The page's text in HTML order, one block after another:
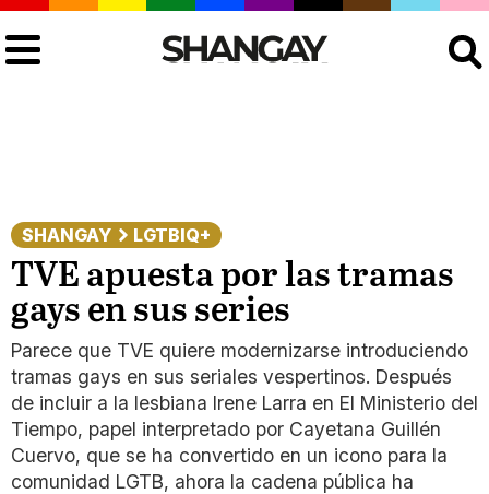
SHANGAY LGTBIQ+
TVE apuesta por las tramas
gays en sus series
Parece que TVE quiere modernizarse introduciendo
tramas gays en sus seriales vespertinos. Después
de incluir a la lesbiana Irene Larra en El Ministerio del
Tiempo, papel interpretado por Cayetana Guillén
Cuervo, que se ha convertido en un icono para la
comunidad LGTB, ahora la cadena pública ha